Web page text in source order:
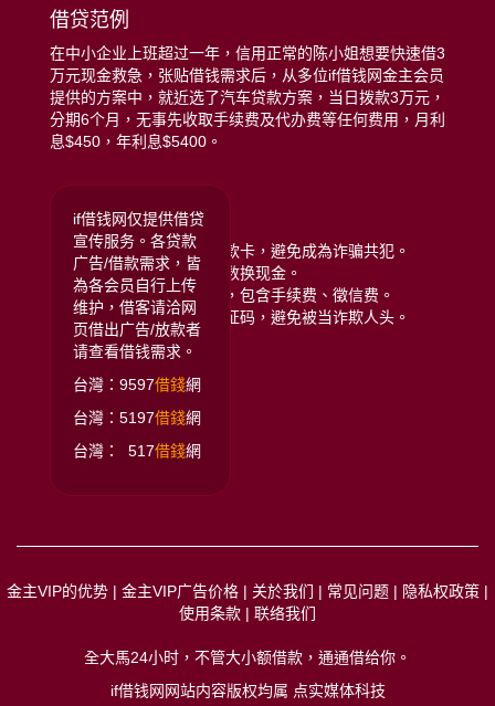
借贷范例
在中小企业上班超过一年，信用正常的陈小姐想要快速借3
万元现金救急，张贴借钱需求后，从多位if借钱网金主会员
提供的方案中，就近选了汽车贷款方案，当日拨款3万元，
分期6个月，无事先收取手续费及代办费等任何费用，月利
息$450，年利息$5400。
远离贷款诈骗注意:
拒绝给予银行存摺或提款卡，避免成為诈骗共犯。
拒绝任何类型的储值点数换现金。
拒绝给付任何名义费用，包含手续费、徵信费。
拒绝提供门号或手机验证码，避免被当诈欺人头。
if借钱网仅提供借贷
宣传服务。各贷款
广告/借款需求，皆
為各会员自行上传
维护，借客请洽网
页借出广告/放款者
请查看借钱需求。
台灣：9597借錢網
台灣：5197借錢網
台灣： 517借錢網
金主VIP的优势 | 金主VIP广告价格 | 关於我们 | 常见问题 | 隐私权政策 |
使用条款 | 联络我们
全大馬24小时，不管大小额借款，通通借给你 。
if借钱网网站内容版权均属 点实媒体科技